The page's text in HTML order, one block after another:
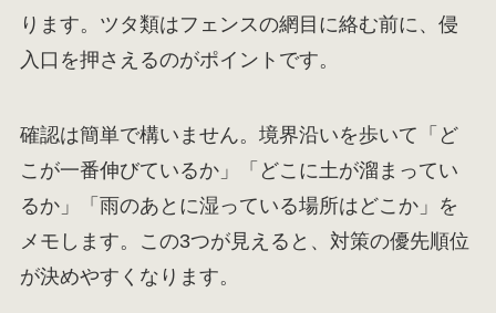
ります。ツタ類はフェンスの網目に絡む前に、侵
入口を押さえるのがポイントです。
確認は簡単で構いません。境界沿いを歩いて「ど
こが一番伸びているか」「どこに土が溜まってい
るか」「雨のあとに湿っている場所はどこか」を
メモします。この3つが見えると、対策の優先順位
が決めやすくなります。